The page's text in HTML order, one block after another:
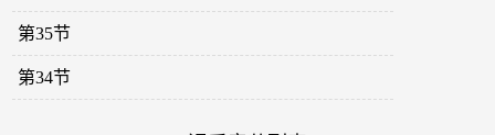
第35节
第34节